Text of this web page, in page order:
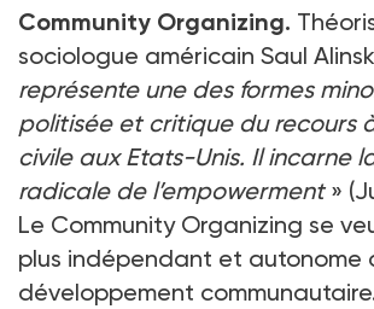
Community Organizing.
sociologue américain Saul
représente une des formes
politisée et critique du recours
civile aux Etats-Unis. Il incarne
radicale de l’empowerment»
Le Community Organizing se
plus indépendant et autonome
développement